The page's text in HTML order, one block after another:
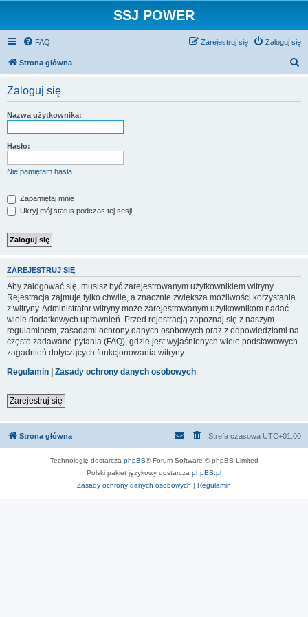
SSJ POWER
FAQ Zaloguj się
Zarejestruj się
Strona główna
Zaloguj się
Nazwa użytkownika:
Hasło:
Nie pamiętam hasła
Zapamiętaj mnie
Ukryj mój status podczas tej sesji
ZAREJESTRUJ SIĘ
Aby zalogować się, musisz być zarejestrowanym użytkownikiem witryny.
Rejestracja zajmuje tylko chwilę, a znacznie zwiększa możliwości korzystania
z witryny. Administrator witryny może zarejestrowanym użytkownikom nadać
wiele dodatkowych uprawnień. Przed rejestracją zapoznaj się z naszym
regulaminem, zasadami ochrony danych osobowych oraz z odpowiedziami na
często zadawane pytania (FAQ), gdzie jest wyjaśnionych wiele podstawowych
zagadnień dotyczących funkcjonowania witryny.
Regulamin | Zasady ochrony danych osobowych
Zarejestruj się
Strona główna Strefa czasowa UTC+01:00
Technologię dostarcza phpBB® Forum Software © phpBB Limited
Polski pakiet językowy dostarcza phpBB.pl
Zasady ochrony danych osobowych | Regulamin